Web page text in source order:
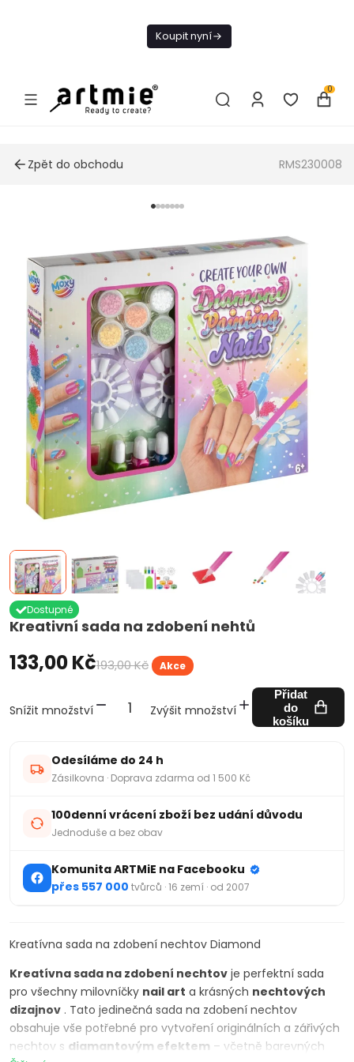
Koupit nyní
0
Zpět do obchodu RMS230008
Kreativní sada na zdobení nehtů
Dostupné
133,00 Kč193,00 Kč Akce
Snížit množství Zvýšit množství
Přidat
do
košíku
Odesíláme do 24 h
Zásilkovna · Doprava zdarma od 1 500 Kč
100denní vrácení zboží bez udání důvodu
Jednoduše a bez obav
Komunita ARTMiE na Facebooku
přes 557 000 tvůrců · 16 zemí · od 2007
Kreatívna sada na zdobení nechtov Diamond
Kreatívna sada na zdobení nechtov je perfektní sada
pro všechny milovníčky nail art a krásných nechtových
dizajnov . Tato jedinečná sada na zdobení nechtov
obsahuje vše potřebné pro vytvoření originálních a zářivých
nechtov s diamantovým efektem – včetně barevných